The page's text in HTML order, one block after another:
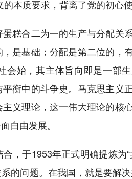
本质要求，背离了党的初心
糕合二为一的生产与分配关
是基础；分配是第二位的，
会始，其主体旨向即是一部
衡中的斗争史。马克思主义
义理论，这一伟大理论的核
自由发展。
，于1953年正式明确提炼为
的问题。在我国，就是要解